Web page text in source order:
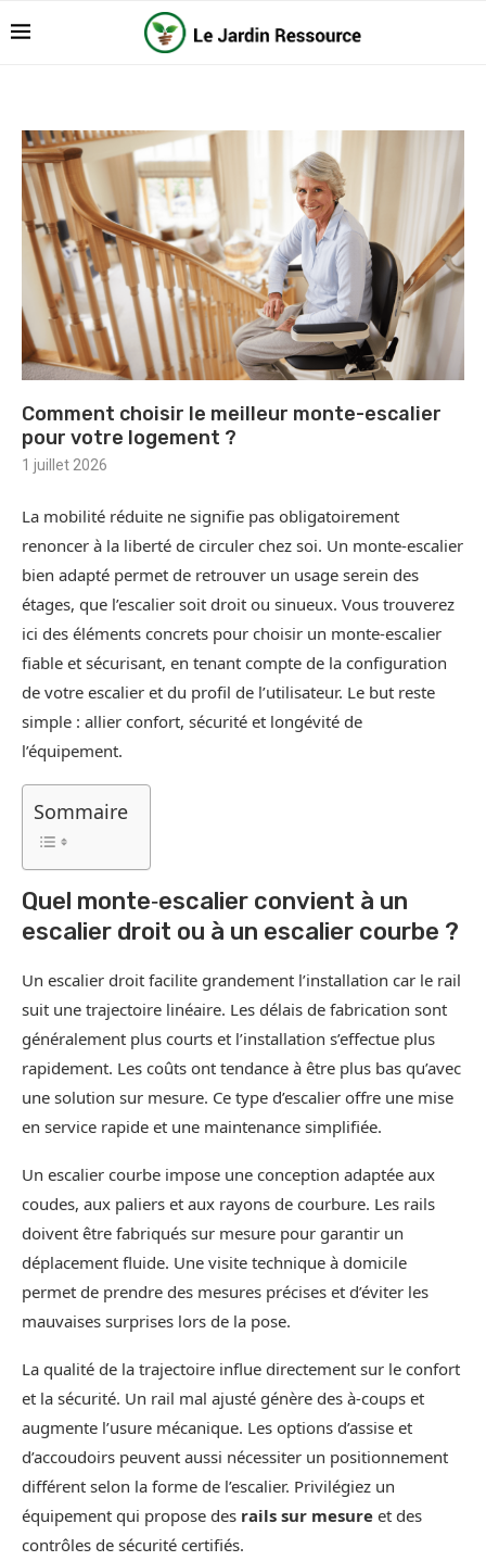
Comment choisir le meilleur monte-escalier
pour votre logement ?
1 juillet 2026
La mobilité réduite ne signifie pas obligatoirement
renoncer à la liberté de circuler chez soi. Un monte-escalier
bien adapté permet de retrouver un usage serein des
étages, que l’escalier soit droit ou sinueux. Vous trouverez
ici des éléments concrets pour choisir un monte‑escalier
fiable et sécurisant, en tenant compte de la configuration
de votre escalier et du profil de l’utilisateur. Le but reste
simple : allier confort, sécurité et longévité de
l’équipement.
Sommaire
Quel monte‑escalier convient à un
escalier droit ou à un escalier courbe ?
Un escalier droit facilite grandement l’installation car le rail
suit une trajectoire linéaire. Les délais de fabrication sont
généralement plus courts et l’installation s’effectue plus
rapidement. Les coûts ont tendance à être plus bas qu’avec
une solution sur mesure. Ce type d’escalier offre une mise
en service rapide et une maintenance simplifiée.
Un escalier courbe impose une conception adaptée aux
coudes, aux paliers et aux rayons de courbure. Les rails
doivent être fabriqués sur mesure pour garantir un
déplacement fluide. Une visite technique à domicile
permet de prendre des mesures précises et d’éviter les
mauvaises surprises lors de la pose.
La qualité de la trajectoire influe directement sur le confort
et la sécurité. Un rail mal ajusté génère des à-coups et
augmente l’usure mécanique. Les options d’assise et
d’accoudoirs peuvent aussi nécessiter un positionnement
différent selon la forme de l’escalier. Privilégiez un
équipement qui propose des rails sur mesure et des
contrôles de sécurité certifiés.